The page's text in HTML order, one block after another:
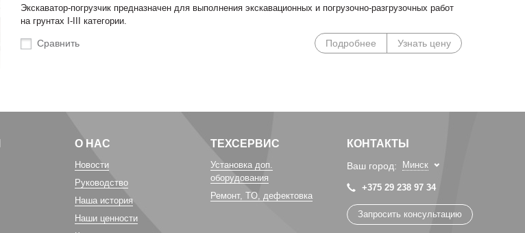
Экскаватор-погрузчик предназначен для выполнения экскавационных и погрузочно-разгрузочных работ
на грунтах I-III категории.
Сравнить Подробнее Узнать цену
О НАС
Новости
Руководство
Наша история
Наши ценности
ТЕХСЕРВИС
Установка доп.
оборудования
Ремонт, TO, дефектовка
КОНТАКТЫ
Ваш город: Минск
+375 29 238 97 34
Запросить консультацию